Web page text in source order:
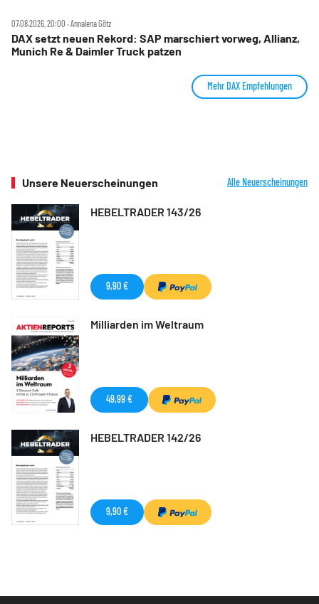
07.08.2026, 20:00 ‧ Annalena Götz
DAX setzt neuen Rekord: SAP marschiert vorweg, Allianz,
Munich Re & Daimler Truck patzen
Mehr DAX Empfehlungen
Unsere Neuerscheinungen Alle Neuerscheinungen
HEBELTRADER 143/26
9,90 €
Milliarden im Weltraum
49,99 €
HEBELTRADER 142/26
9,90 €